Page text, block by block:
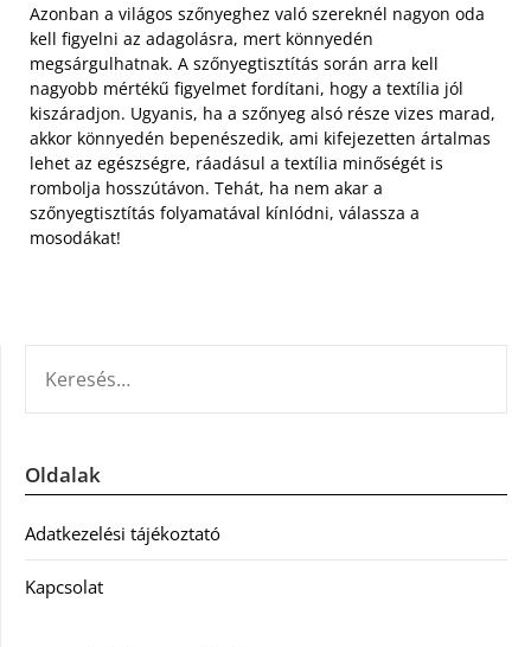
Azonban a világos szőnyeghez való szereknél nagyon oda
kell figyelni az adagolásra, mert könnyedén
megsárgulhatnak. A szőnyegtisztítás során arra kell
nagyobb mértékű figyelmet fordítani, hogy a textília jól
kiszáradjon. Ugyanis, ha a szőnyeg alsó része vizes marad,
akkor könnyedén bepenészedik, ami kifejezetten ártalmas
lehet az egészségre, ráadásul a textília minőségét is
rombolja hosszútávon. Tehát, ha nem akar a
szőnyegtisztítás folyamatával kínlódni, válassza a
mosodákat!
Oldalak
Adatkezelési tájékoztató
Kapcsolat